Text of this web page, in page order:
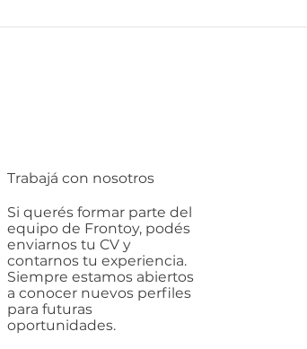
Trabajá con nosotros
Si querés formar parte del
equipo de Frontoy, podés
enviarnos tu CV y
contarnos tu experiencia.
Siempre estamos abiertos
a conocer nuevos perfiles
para futuras
oportunidades.